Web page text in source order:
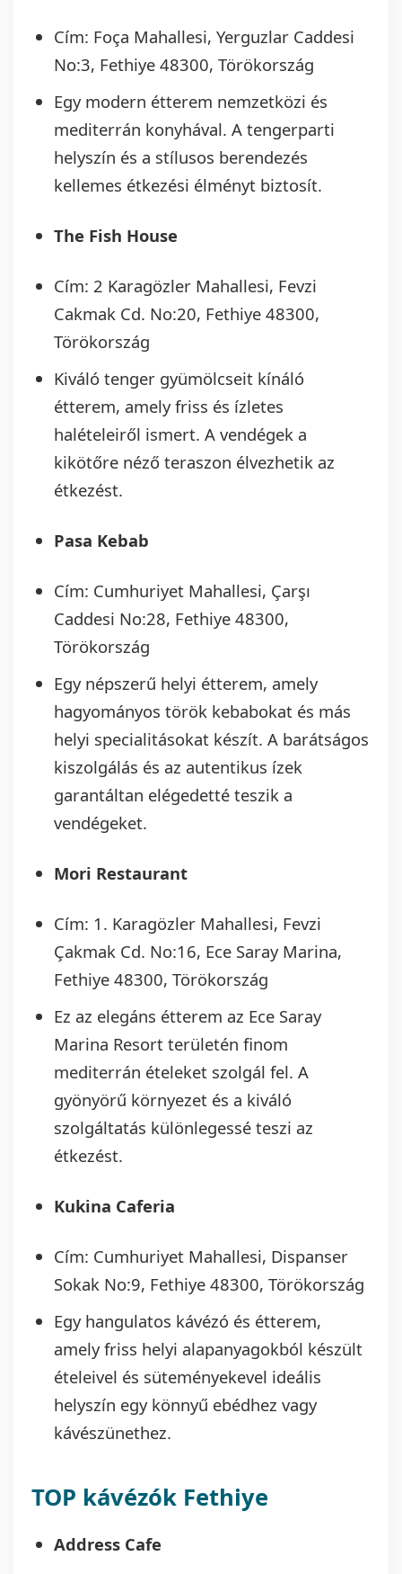
Cím: Foça Mahallesi, Yerguzlar Caddesi
No:3, Fethiye 48300, Törökország
Egy modern étterem nemzetközi és
mediterrán konyhával. A tengerparti
helyszín és a stílusos berendezés
kellemes étkezési élményt biztosít.
The Fish House
Cím: 2 Karagözler Mahallesi, Fevzi
Cakmak Cd. No:20, Fethiye 48300,
Törökország
Kiváló tenger gyümölcseit kínáló
étterem, amely friss és ízletes
halételeiről ismert. A vendégek a
kikötőre néző teraszon élvezhetik az
étkezést.
Pasa Kebab
Cím: Cumhuriyet Mahallesi, Çarşı
Caddesi No:28, Fethiye 48300,
Törökország
Egy népszerű helyi étterem, amely
hagyományos török kebabokat és más
helyi specialitásokat készít. A barátságos
kiszolgálás és az autentikus ízek
garantáltan elégedetté teszik a
vendégeket.
Mori Restaurant
Cím: 1. Karagözler Mahallesi, Fevzi
Çakmak Cd. No:16, Ece Saray Marina,
Fethiye 48300, Törökország
Ez az elegáns étterem az Ece Saray
Marina Resort területén finom
mediterrán ételeket szolgál fel. A
gyönyörű környezet és a kiváló
szolgáltatás különlegessé teszi az
étkezést.
Kukina Caferia
Cím: Cumhuriyet Mahallesi, Dispanser
Sokak No:9, Fethiye 48300, Törökország
Egy hangulatos kávézó és étterem,
amely friss helyi alapanyagokból készült
ételeivel és süteményekevel ideális
helyszín egy könnyű ebédhez vagy
kávészünethez.
TOP kávézók Fethiye
Address Cafe